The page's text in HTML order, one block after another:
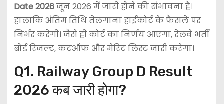
Date 2026जून 2026 में जारी होने की संभावना है।
हालांकि अंतिम तिथि तेलंगाना हाईकोर्ट के फैसले पर
निर्भर करेगी। जैसे ही कोर्ट का निर्णय आएगा, रेलवे भर्ती
बोर्ड रिजल्ट, कटऑफ और मेरिट लिस्ट जारी करेगा।
Q1. Railway Group D Result
2026 कब जारी होगा?